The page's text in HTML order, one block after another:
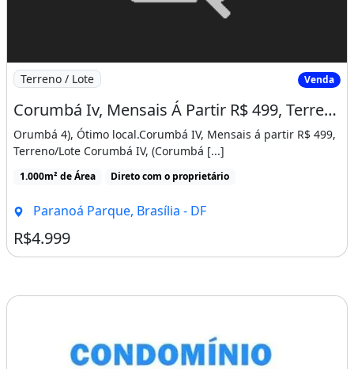
Imagem: Corumbá Iv, Mensais Á Partir R$ 499, Terreno/
Terreno / Lote Venda
Corumbá Iv, Mensais Á Partir R$ 499, Terreno/Lote Corumbá Iv
Orumbá 4), Ótimo local.Corumbá IV, Mensais á partir R$ 499,
Terreno/Lote Corumbá IV, (Corumbá [...]
1.000m² de Área Direto com o proprietário
Paranoá Parque, Brasília - DF
R$4.999